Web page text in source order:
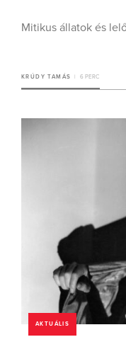
Mitikus állatok és
KRÚDY TAMÁS 6 PERC
AKTUÁLIS